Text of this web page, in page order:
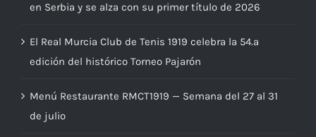
en Serbia y se alza con su primer título de 2026
El Real Murcia Club de Tenis 1919 celebra la 54.ª
edición del histórico Torneo Pajarón
Menú Restaurante RMCT1919 — Semana del 27 al 31
de julio